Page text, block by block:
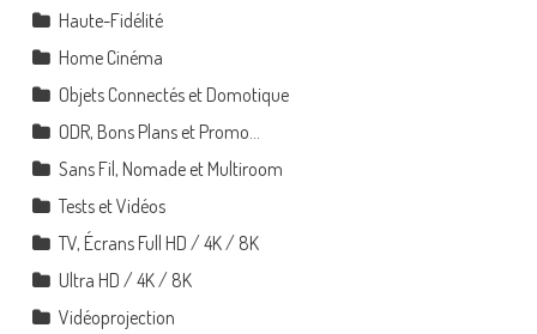
Haute-Fidélité
Home Cinéma
Objets Connectés et Domotique
ODR, Bons Plans et Promo…
Sans Fil, Nomade et Multiroom
Tests et Vidéos
TV, Écrans Full HD / 4K / 8K
Ultra HD / 4K / 8K
Vidéoprojection